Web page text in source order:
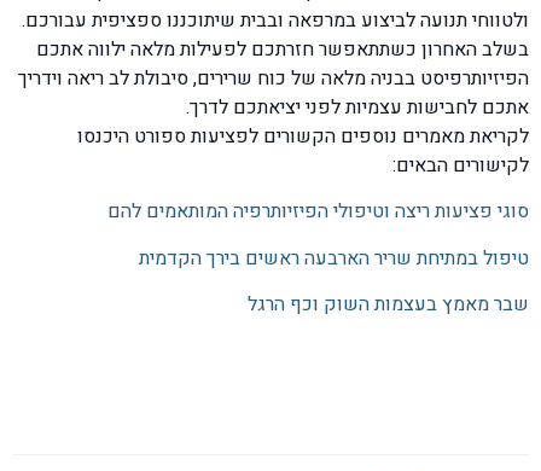
ולטווחי תנועה לביצוע במרפאה ובבית שיתוכננו ספציפית עבורכם.
בשלב האחרון כשתתאפשר חזרתכם לפעילות מלאה ילווה אתכם
הפיזיותרפיסט בבניה מלאה של כוח שרירים, סיבולת לב ריאה וידריך
אתכם לחבישות עצמיות לפני יציאתכם לדרך.
לקריאת מאמרים נוספים הקשורים לפציעות ספורט היכנסו
לקישורים הבאים:
סוגי פציעות ריצה וטיפולי הפיזיותרפיה המותאמים להם
טיפול במתיחת שריר הארבעה ראשים בירך הקדמית
שבר מאמץ בעצמות השוק וכף הרגל